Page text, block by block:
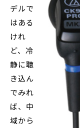
デルで
はある
けれ
ど、冷
静に聴
き込ん
でみれ
ば、中
域から